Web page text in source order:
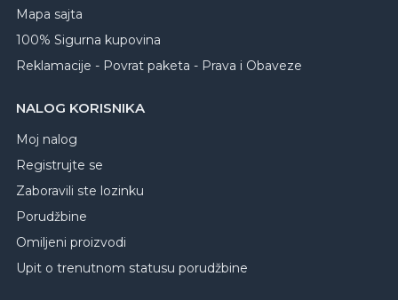
Mapa sajta
100% Sigurna kupovina
Reklamacije - Povrat paketa - Prava i Obaveze
NALOG KORISNIKA
Moj nalog
Registrujte se
Zaboravili ste lozinku
Porudžbine
Omiljeni proizvodi
Upit o trenutnom statusu porudžbine